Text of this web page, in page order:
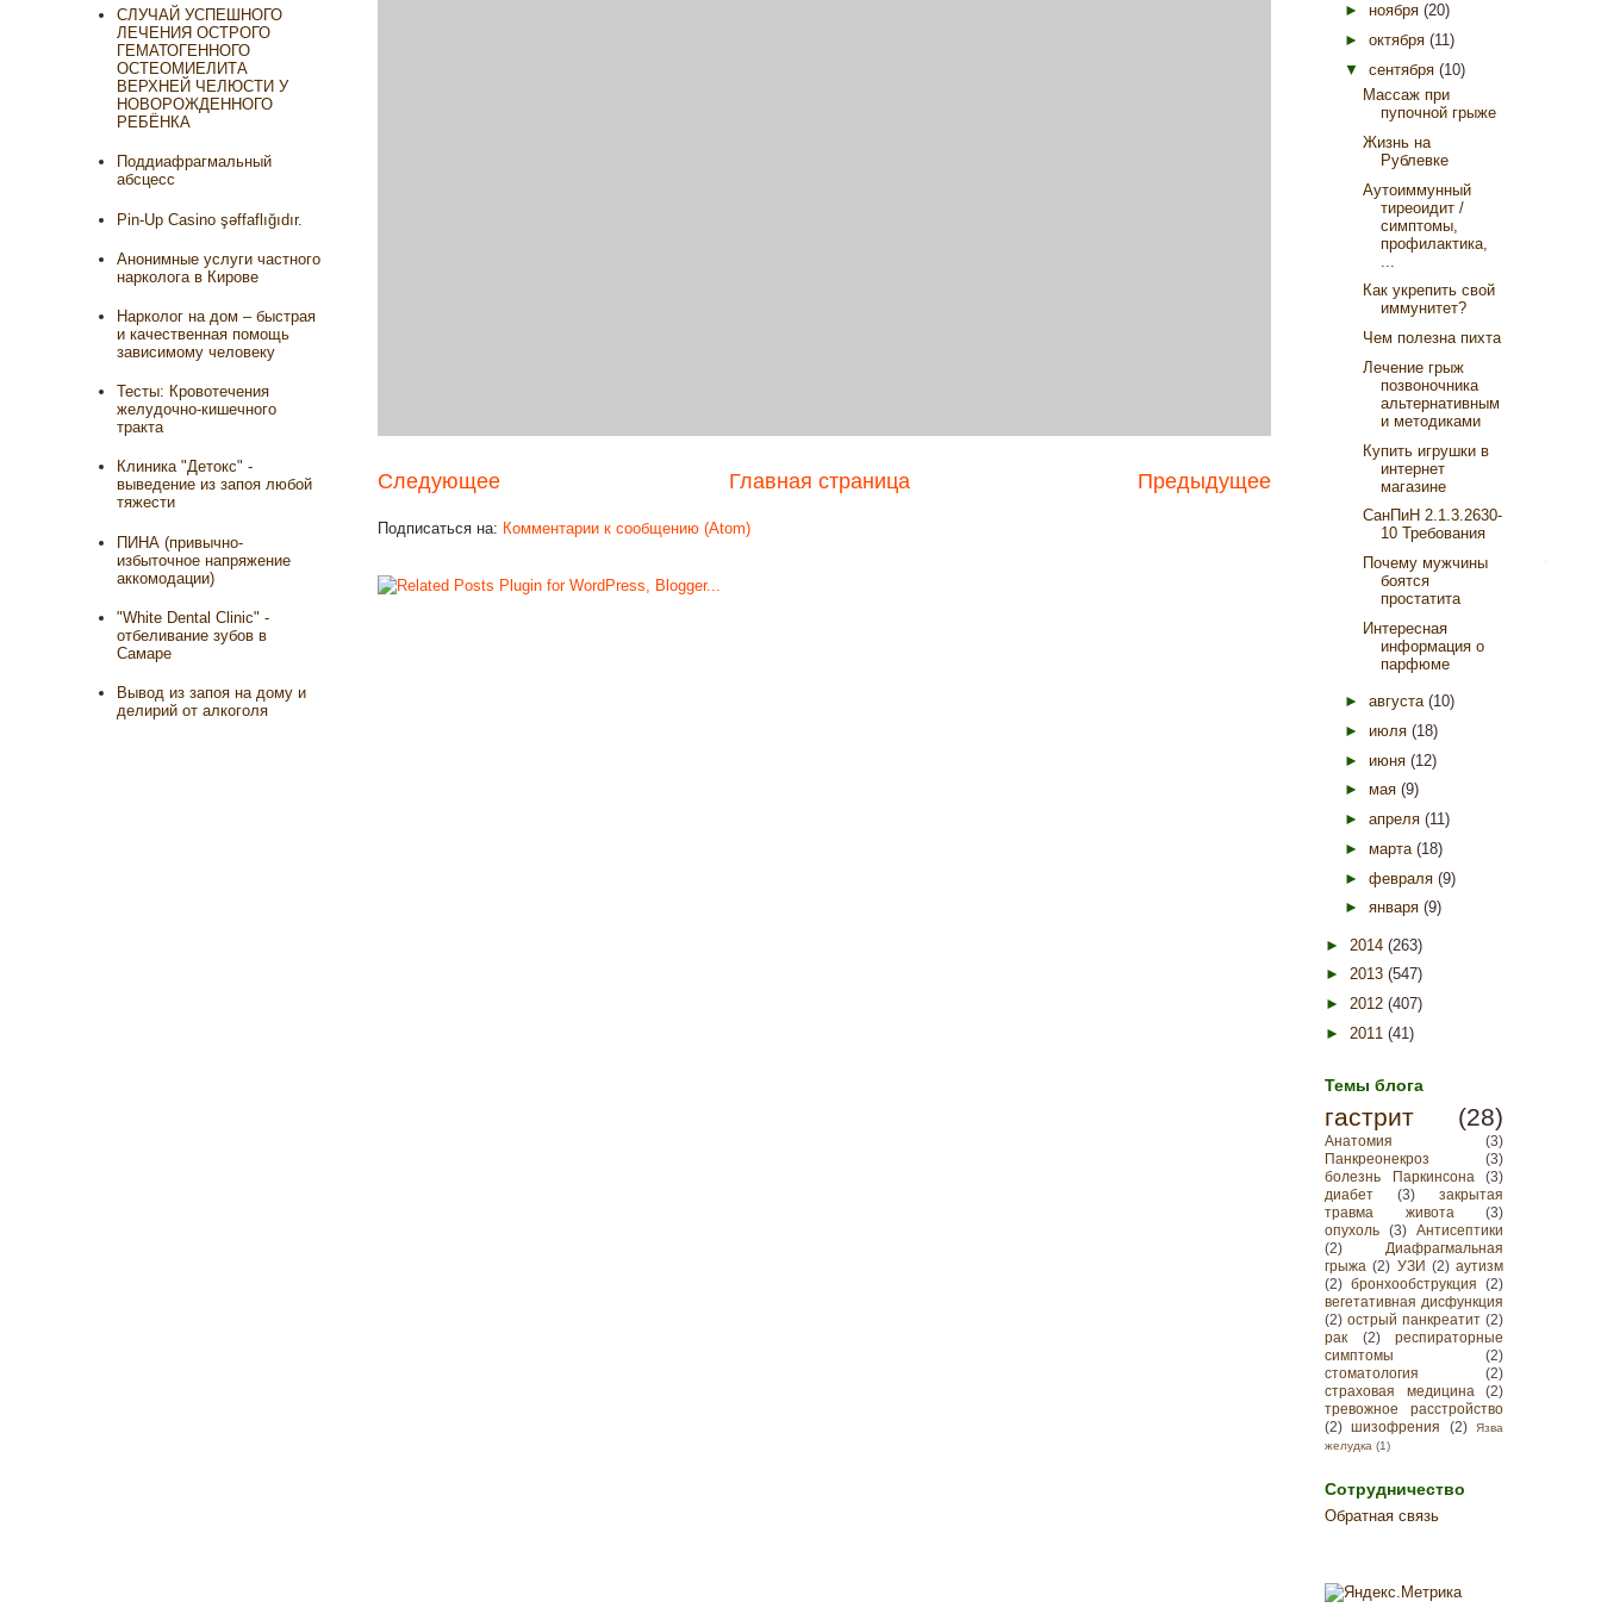
Следующее Предыдущее
Главная страница
Подписаться на: Комментарии к сообщению (Atom)
СЛУЧАЙ УСПЕШНОГО
ЛЕЧЕНИЯ ОСТРОГО
ГЕМАТОГЕННОГО
ОСТЕОМИЕЛИТА
ВЕРХНЕЙ ЧЕЛЮСТИ У
НОВОРОЖДЕННОГО
РЕБЁНКА
Поддиафрагмальный
абсцесс
Pin-Up Casino şəffaflığıdır.
Анонимные услуги частного
нарколога в Кирове
Нарколог на дом – быстрая
и качественная помощь
зависимому человеку
Тесты: Кровотечения
желудочно-кишечного
тракта
Клиника "Детокс" -
выведение из запоя любой
тяжести
ПИНА (привычно-
избыточное напряжение
аккомодации)
"White Dental Clinic" -
отбеливание зубов в
Самаре
Вывод из запоя на дому и
делирий от алкоголя
► ноября (20)
► октября (11)
▼ сентября (10)
Массаж при
пупочной грыже
Жизнь на
Рублевке
Аутоиммунный
тиреоидит /
симптомы,
профилактика,
Как укрепить свой
иммунитет?
Чем полезна пихта
Лечение грыж
позвоночника
альтернативным
и методиками
Купить игрушки в
интернет
магазине
СанПиН 2.1.3.2630-
10 Требования
Почему мужчины
боятся
простатита
Интересная
информация о
парфюме
► августа (10)
► июля (18)
► июня (12)
► мая (9)
► апреля (11)
► марта (18)
► февраля (9)
► января (9)
► 2014 (263)
► 2013 (547)
► 2012 (407)
► 2011 (41)
Темы блога
гастрит (28)
Анатомия
(3)
Панкреонекроз
(3)
болезнь Паркинсона
(3)
диабет
(3)
закрытая
травма живота
(3)
опухоль
(3)
Антисептики
(2)
Диафрагмальная
грыжа (2) УЗИ (2) аутизм
(2) бронхообструкция
(2)
вегетативная дисфункция
(2) острый панкреатит (2)
рак
(2)
респираторные
симптомы
(2)
стоматология
(2)
страховая медицина
(2)
тревожное расстройство
(2) шизофрения (2)
Язва
желудка (1)
Сотрудничество
Обратная связь